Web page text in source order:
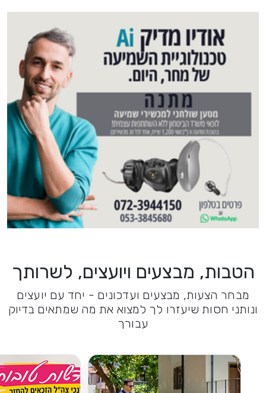
הטבות, מבצעים ויועצים, לשרותך
מבחר הצעות, מבצעים ועדכונים - יחד עם יועצים
ונותני חסות שיעזרו לך למצוא את מה שמתאים בדיוק
עבורך